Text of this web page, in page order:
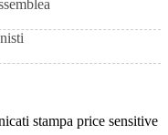
stampa price sensitive